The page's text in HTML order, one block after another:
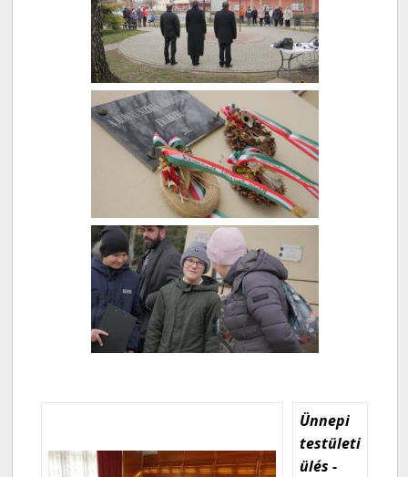
Ünnepi
testületi
ülés -